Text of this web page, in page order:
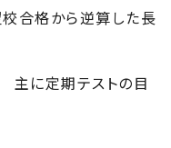
合格から逆算した長
主に定期テストの目